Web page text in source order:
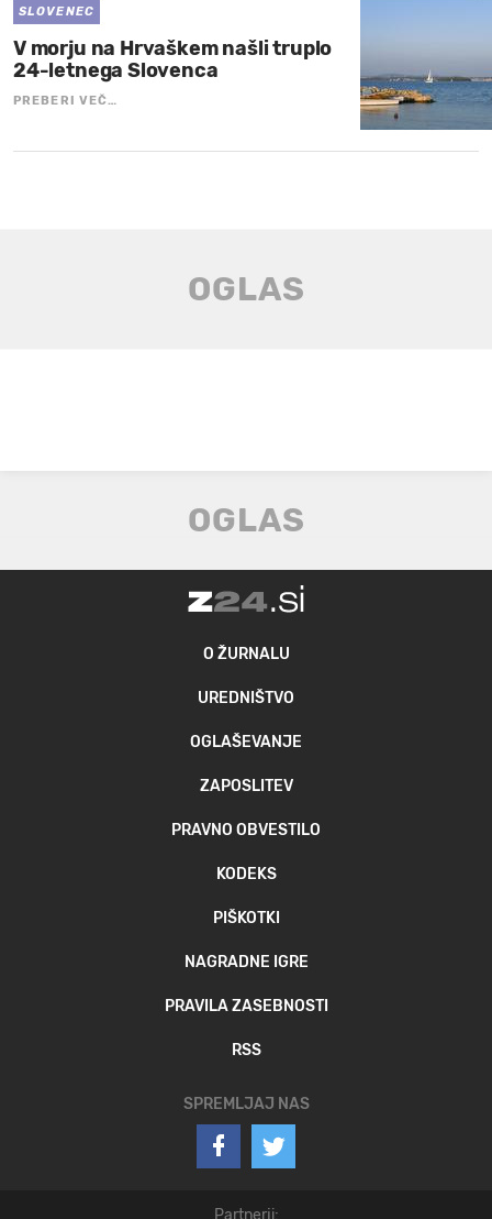
SLOVENEC
V morju na Hrvaškem našli truplo
24-letnega Slovenca
PREBERI VEČ…
O ŽURNALU
UREDNIŠTVO
OGLAŠEVANJE
ZAPOSLITEV
PRAVNO OBVESTILO
KODEKS
PIŠKOTKI
NAGRADNE IGRE
PRAVILA ZASEBNOSTI
RSS
SPREMLJAJ NAS
Partnerji: